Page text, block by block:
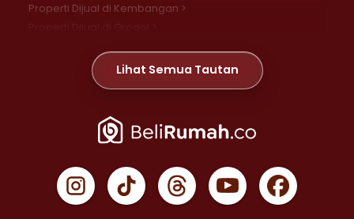
Properti Dijual di Kembangan >
Properti Dijual di Meruya >
Properti Dijual di Jelambar >
Properti Dijual di Jakarta Pusat >
Properti Dijual di Gambir >
Properti Dijual di Johar Baru >
Lihat Semua Tautan